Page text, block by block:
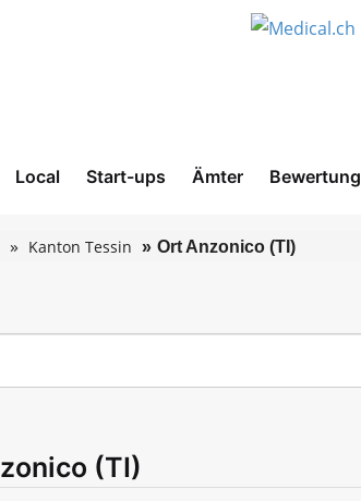
Local Start-ups Ämter Bewertung
Kanton Tessin Ort Anzonico (TI)
(TI)